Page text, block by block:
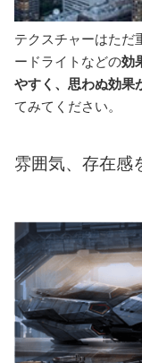
テクスチャーはただ
ードライトなどの効
やすく、思わぬ効果
てみてください。
雰囲気、存在感